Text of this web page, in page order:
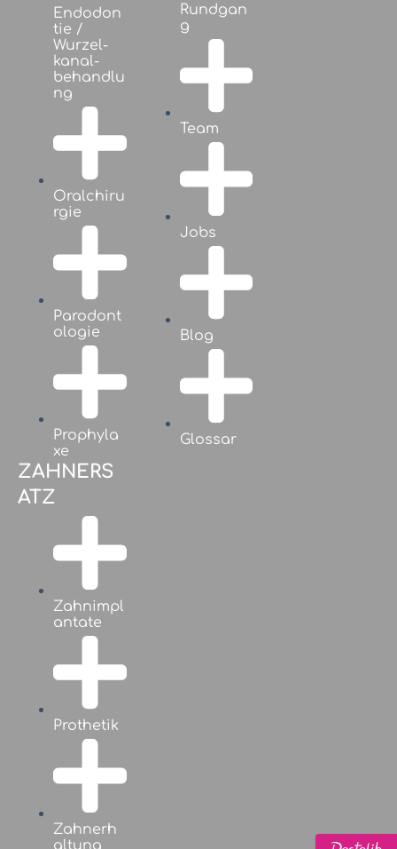
Endodon
tie /
Wurzel­
kanal­
behandlu
ng
Oralchiru
rgie
Parodont
ologie
Prophyla
xe
ZAHNERS
ATZ
Zahnimpl
antate
Prothetik
Zahnerh
altung
Rundgan
g
Team
Jobs
Blog
Glossar